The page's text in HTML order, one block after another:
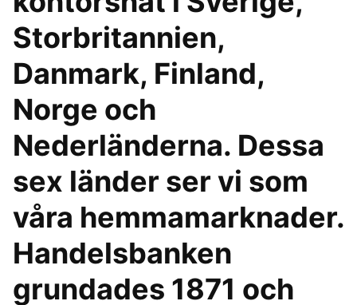
Storbritannien,
Danmark, Finland,
Norge och
Nederländerna. Dessa
sex länder ser vi som
våra hemmamarknader.
Handelsbanken
grundades 1871 och